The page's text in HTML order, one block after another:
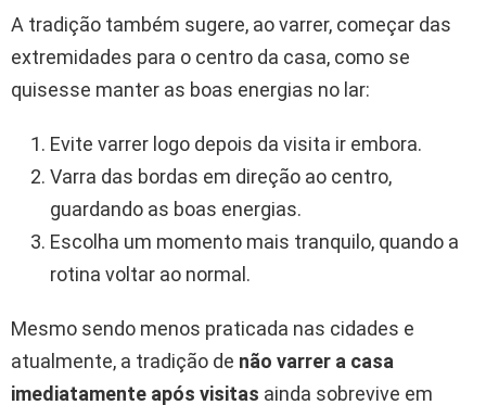
A tradição também sugere, ao varrer, começar das
extremidades para o centro da casa, como se
quisesse manter as boas energias no lar:
Evite varrer logo depois da visita ir embora.
Varra das bordas em direção ao centro,
guardando as boas energias.
Escolha um momento mais tranquilo, quando a
rotina voltar ao normal.
Mesmo sendo menos praticada nas cidades e
atualmente, a tradição de não varrer a casa
imediatamente após visitas ainda sobrevive em